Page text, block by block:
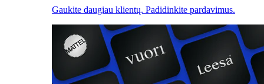
Gaukite daugiau klientų. Padidinkite pardavimus.